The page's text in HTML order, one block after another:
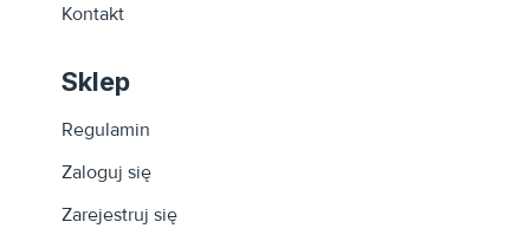
Kontakt
Sklep
Regulamin
Zaloguj się
Zarejestruj się